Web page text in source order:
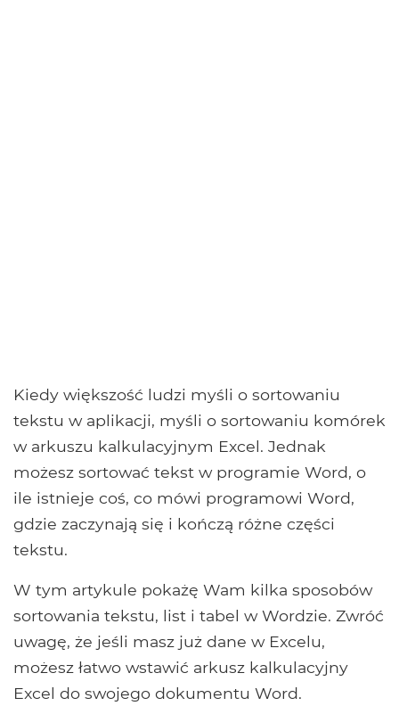
Kiedy większość ludzi myśli o sortowaniu
tekstu w aplikacji, myśli o sortowaniu komórek
w arkuszu kalkulacyjnym Excel. Jednak
możesz sortować tekst w programie Word, o
ile istnieje coś, co mówi programowi Word,
gdzie zaczynają się i kończą różne części
tekstu.
W tym artykule pokażę Wam kilka sposobów
sortowania tekstu, list i tabel w Wordzie. Zwróć
uwagę, że jeśli masz już dane w Excelu,
możesz łatwo wstawić arkusz kalkulacyjny
Excel do swojego dokumentu Word.